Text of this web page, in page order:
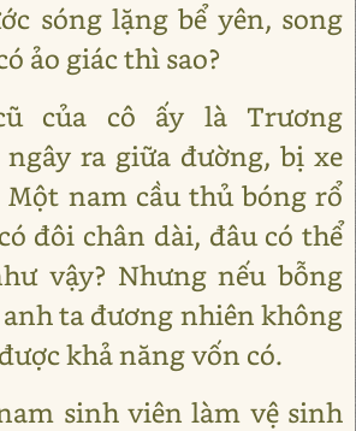
sóng lặng bể yên, song
ảo giác thì sao?
của cô ấy là Trương
ra giữa đường, bị xe
nam cầu thủ bóng rổ
đôi chân dài, đâu có thể
vậy? Nhưng nếu bỗng
ta đương nhiên không
khả năng vốn có.
sinh viên làm vệ sinh